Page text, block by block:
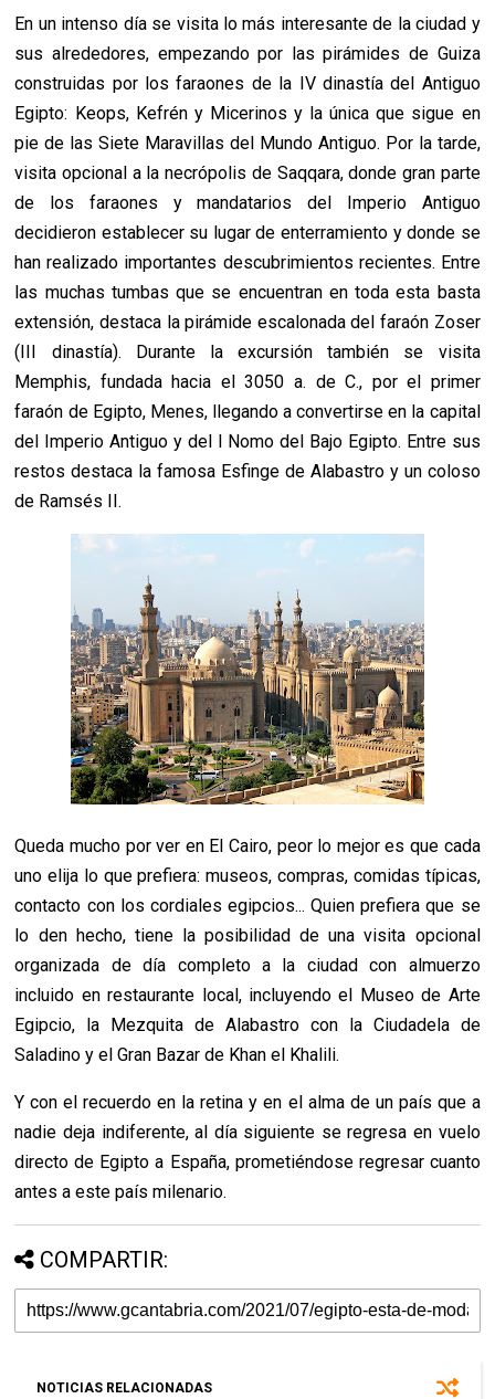
En un intenso día se visita lo más interesante de la ciudad y
sus alrededores, empezando por las pirámides de Guiza
construidas por los faraones de la IV dinastía del Antiguo
Egipto: Keops, Kefrén y Micerinos y la única que sigue en
pie de las Siete Maravillas del Mundo Antiguo. Por la tarde,
visita opcional a la necrópolis de Saqqara, donde gran parte
de los faraones y mandatarios del Imperio Antiguo
decidieron establecer su lugar de enterramiento y donde se
han realizado importantes descubrimientos recientes. Entre
las muchas tumbas que se encuentran en toda esta basta
extensión, destaca la pirámide escalonada del faraón Zoser
(III dinastía). Durante la excursión también se visita
Memphis, fundada hacia el 3050 a. de C., por el primer
faraón de Egipto, Menes, llegando a convertirse en la capital
del Imperio Antiguo y del I Nomo del Bajo Egipto. Entre sus
restos destaca la famosa Esfinge de Alabastro y un coloso
de Ramsés II.
Queda mucho por ver en El Cairo, peor lo mejor es que cada
uno elija lo que prefiera: museos, compras, comidas típicas,
contacto con los cordiales egipcios... Quien prefiera que se
lo den hecho, tiene la posibilidad de una visita opcional
organizada de día completo a la ciudad con almuerzo
incluido en restaurante local, incluyendo el Museo de Arte
Egipcio, la Mezquita de Alabastro con la Ciudadela de
Saladino y el Gran Bazar de Khan el Khalili.
Y con el recuerdo en la retina y en el alma de un país que a
nadie deja indiferente, al día siguiente se regresa en vuelo
directo de Egipto a España, prometiéndose regresar cuanto
antes a este país milenario.
COMPARTIR:
NOTICIAS RELACIONADAS